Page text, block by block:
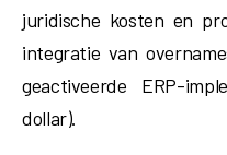
juridische kosten en
integratie van
geactiveerde ERP-
dollar).